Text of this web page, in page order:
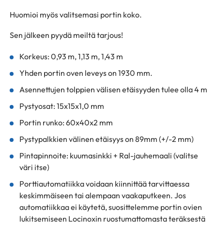
Huomioi myös valitsemasi portin koko.
Sen jälkeen pyydä meiltä tarjous!
Korkeus: 0,93 m, 1,13 m, 1,43 m
Yhden portin oven leveys on 1930 mm.
Asennettujen tolppien välisen etäisyyden tulee olla 4 m
Pystyosat: 15x15x1,0 mm
Portin runko: 60x40x2 mm
Pystypalkkien välinen etäisyys on 89mm (+/-2 mm)
Pintapinnoite: kuumasinkki + Ral-jauhemaali (valitse
väri itse)
Porttiautomatiikka voidaan kiinnittää tarvittaessa
keskimmäiseen tai alempaan vaakaputkeen. Jos
automatiikkaa ei käytetä, suosittelemme portin ovien
lukitsemiseen Locinoxin ruostumattomasta teräksestä